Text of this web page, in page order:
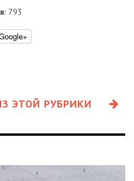
793
ЭТОЙ РУБРИКИ